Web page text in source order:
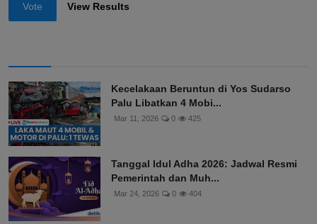
Vote View Results
Kecelakaan Beruntun di Yos Sudarso
Palu Libatkan 4 Mobi...
Mar 11, 2026 0 425
Tanggal Idul Adha 2026: Jadwal Resmi
Pemerintah dan Muh...
Mar 24, 2026 0 404